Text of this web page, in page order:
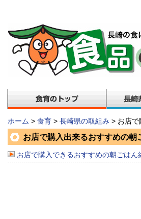
ホーム > 食育 > 長崎県の取組み > お店で
お店で購入出来るおすすめの朝
お店で購入できるおすすめの朝ごは